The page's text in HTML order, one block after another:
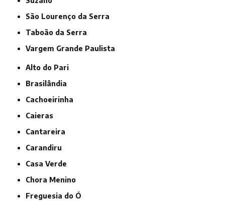
São Lourenço da Serra
Taboão da Serra
Vargem Grande Paulista
Alto do Pari
Brasilândia
Cachoeirinha
Caieras
Cantareira
Carandiru
Casa Verde
Chora Menino
Freguesia do Ó